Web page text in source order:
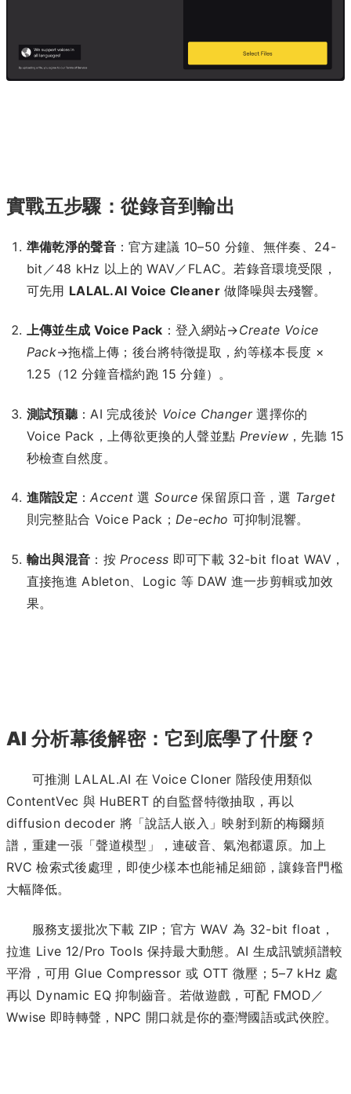
實戰五步驟：從錄音到輸出
準備乾淨的聲音：官方建議 10–50 分鐘、無伴奏、24-
bit／48 kHz 以上的 WAV／FLAC。若錄音環境受限，
可先用 LALAL.AI Voice Cleaner做降噪與去殘響。
上傳並生成 Voice Pack ：登入網站→Create Voice
Pack→拖檔上傳；後台將特徵提取，約等樣本長度 ×
1.25（12 分鐘音檔約跑 15 分鐘）。
測試預聽：AI 完成後於 Voice Changer選擇你的
Voice Pack，上傳欲更換的人聲並點 Preview，先聽 15
秒檢查自然度。
進階設定 ：Accent 選Source 保留原口音，選 Target
則完整貼合 Voice Pack；De-echo 可抑制混響。
輸出與混音 ：按 Process 即可下載 32-bit float WAV，
直接拖進 Ableton、Logic 等 DAW 進一步剪輯或加效
果。
AI 分析幕後解密：它到底學了什麼？
可推測 LALAL.AI 在 Voice Cloner 階段使用類似
ContentVec 與 HuBERT 的自監督特徵抽取，再以
diffusion decoder 將「說話人嵌入」映射到新的梅爾頻
譜，重建一張「聲道模型」，連破音、氣泡都還原。加上
RVC 檢索式後處理，即使少樣本也能補足細節，讓錄音門檻
大幅降低。
服務支援批次下載 ZIP；官方 WAV 為 32-bit float，
拉進 Live 12/Pro Tools 保持最大動態。AI 生成訊號頻譜較
平滑，可用 Glue Compressor 或 OTT 微壓；5–7 kHz 處
再以 Dynamic EQ 抑制齒音。若做遊戲，可配 FMOD／
Wwise 即時轉聲，NPC 開口就是你的臺灣國語或武俠腔。